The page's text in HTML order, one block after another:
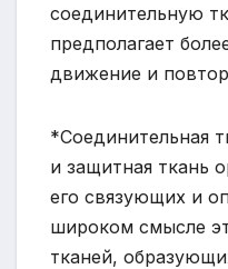
соединительную
предполагает
движение и
*Соединительная
и защитная ткань
его связующих и
широком смысле
тканей,